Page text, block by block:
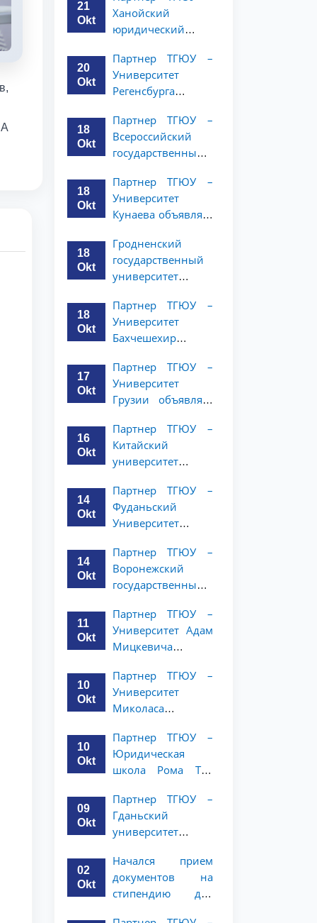
объявляет
программу
академической
мобильности для
студентов 2–3
курсов
программу
академической
студентов 2–3
курсов ТГЮУ
21
Okt
Ханойский
юридический
объявляет
программу
академической
студентов 2–3
курсов
20
Okt
Партнер ТГЮУ –
Университет
Регенсбурга
программу
академической
мобильности для
курсов
18
Okt
Партнер ТГЮУ –
Всероссийский
государственный
юстиции
объявляет
программу
мобильности для
студентов 2–3
курсов ТГЮУ
18
Okt
Партнер ТГЮУ –
Университет
Кунаева объявляет
академической
мобильности для
студентов 2–3
18
Okt
Гродненский
государственный
университет
Купалы объявляет
программу
академической
студентов 2-3
курсов ТГЮУ
18
Okt
Партнер ТГЮУ –
Университет
Бахчешехир
программе
академической
мобильности для
курсов
17
Okt
Партнер ТГЮУ –
Университет
Грузии объявляет
академической
мобильности для
студентов 2–3
16
Okt
Партнер ТГЮУ –
Китайский
университет
и права объявляет
программу
академической
студентов 2–3
курсов ТГЮУ
14
Okt
Партнер ТГЮУ –
Фуданьский
Университет
программу
академической
мобильности для
курсов ТГЮУ
14
Okt
Партнер ТГЮУ –
Воронежский
государственный
объявляет
программу
академической
студентов 2–3
курсов ТГЮУ
11
Okt
Партнер ТГЮУ –
Университет Адам
Мицкевича
программу
академической
мобильности для
курсов ТГЮУ
10
Okt
Партнер ТГЮУ –
Университет
Миколаса
объявляет
программу
академической
студентов 2–3
курсов
10
Okt
Партнер ТГЮУ –
Юридическая
школа Рома Тре
программе
академической
мобильности для
курсов
09
Okt
Партнер ТГЮУ –
Гданьский
университет
программу
академической
мобильности для
02
Okt
Начался прием
документов на
стипендию для